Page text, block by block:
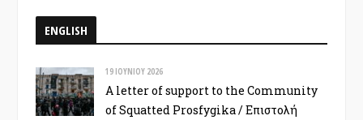
ENGLISH
19 ΙΟΥΝΊΟΥ 2026
A letter of support to the Community
of Squatted Prosfygika / Επιστολή